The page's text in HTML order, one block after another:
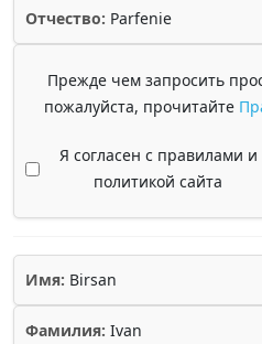
Отчество: Parfenie
Прежде чем запросить
пожалуйста, прочитайте
Я согласен с правилами и
политикой сайта
Имя: Birsan
Фамилия: Ivan